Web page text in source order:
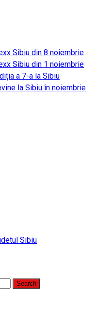
Sibiu din 8 noiembrie
Sibiu din 1 noiembrie
a 7-a la Sibiu
la Sibiu în noiembrie
Sibiu